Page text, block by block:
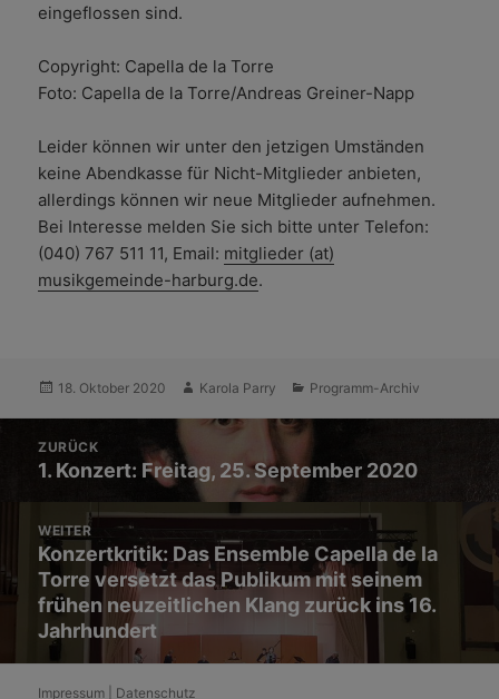
eingeflossen sind.
Copyright: Capella de la Torre
Foto: Capella de la Torre/Andreas Greiner-Napp
Leider können wir unter den jetzigen Umständen
keine Abendkasse für Nicht-Mitglieder anbieten,
allerdings können wir neue Mitglieder aufnehmen.
Bei Interesse melden Sie sich bitte unter Telefon:
(040) 767 511 11, Email: mitglieder (at)
musikgemeinde-harburg.de.
Veröffentlicht
18. Oktober 2020 Autor
Karola Parry Kategorien
Programm-Archiv
Navigation
ZURÜCK
Vorheriger
1. Konzert: Freitag, 25. September 2020
WEITER
Nächster
Beitrag:
Konzertkritik: Das Ensemble Capella de la
Torre versetzt das Publikum mit seinem
frühen neuzeitlichen Klang zurück ins 16.
Jahrhundert
Impressum Datenschutz